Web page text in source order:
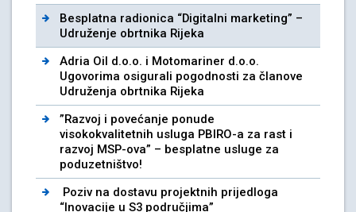
Besplatna radionica “Digitalni marketing” –
Udruženje obrtnika Rijeka
Adria Oil d.o.o. i Motomariner d.o.o.
Ugovorima osigurali pogodnosti za članove
Udruženja obrtnika Rijeka
”Razvoj i povećanje ponude
visokokvalitetnih usluga PBIRO-a za rast i
razvoj MSP-ova” – besplatne usluge za
poduzetništvo!
Poziv na dostavu projektnih prijedloga
“Inovacije u S3 područjima”